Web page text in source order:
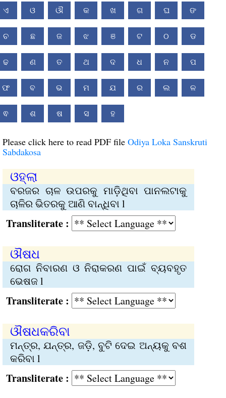
ଏ ଓ ଔ କ ଖ ଗ ଘ ଙ
ଚ ଛ ଜ ଝ ଞ ଟ ଠ ଡ
ଢ ଣ ତ ଥ ଦ ଧ ନ ପ
ଫ ବ ଭ ମ ଯ ର ଲ ଳ
ଵ ଶ ଷ ସ ହ
Please click here to read PDF file Odiya Loka Sanskruti
Sabdakosa
ଓହ୍ଲା
ବରଜର ଚାଳ ଉପରକୁ ମାଡ଼ିଥିବା ପାନଲଟାକୁ
ଚାଳିର ଭିତରକୁ ଆଣି ବାନ୍ଧିବା l
:
ଔଷଧ
ରୋଗ ନିବାରଣ ଓ ନିରାକରଣ ପାଇଁ ବ୍ୟବହୃତ
ଭେଷଜ l
:
ଔଷଧକରିବା
ମନ୍ତ୍ର, ଯନ୍ତ୍ର, ଜଡ଼ି, ବୁଟି ଦେଇ ଅନ୍ୟକୁ ବଶ
କରିବା l
: